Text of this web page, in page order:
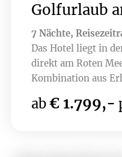
Golfurlaub
7 Nächte,
Das Hotel liegt in
direkt am Roten
Kombination aus
sich hier nicht nur
ab€ 1.799,-